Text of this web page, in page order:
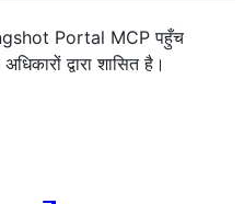
Portal MCP पहुँच
द्वारा शासित है।